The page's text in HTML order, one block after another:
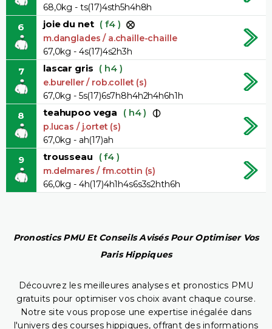
68,0kg - ts(17)4sth5h4h8h
6 joie du net ( f4 )
m.danglades / a.chaille-chaille
67,0kg - 4s(17)4s2h3h
7 lascar gris ( h4 )
e.bureller / rob.collet (s)
67,0kg - 5s(17)6s7h8h4h2h4h6h1h
8 teahupoo vega ( h4 )
p.lucas / j.ortet (s)
67,0kg - ah(17)ah
9 trousseau ( f4 )
m.delmares / fm.cottin (s)
66,0kg - 4h(17)4h1h4s6s3s2hth6h
Pronostics PMU Et Conseils Avisés Pour Optimiser Vos
Paris Hippiques
Découvrez les meilleures analyses et pronostics PMU
gratuits pour optimiser vos choix avant chaque course.
Notre site vous propose une expertise inégalée dans
l'univers des courses hippiques, offrant des informations